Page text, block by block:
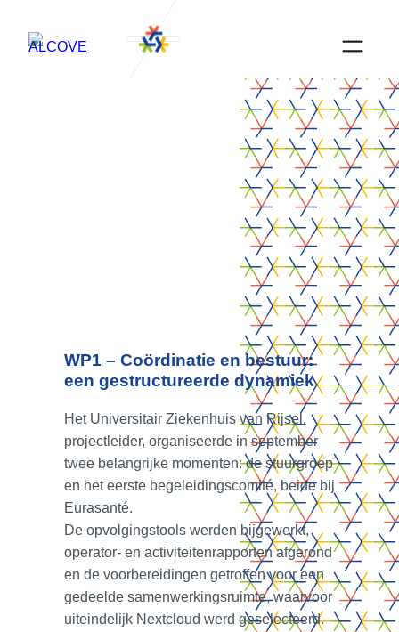
Newsletter
WP1 – Coördinatie en bestuur:
een gestructureerde dynamiek
Het Universitair Ziekenhuis van Rijsel,
projectleider, organiseerde in september
twee belangrijke momenten: de stuurgroep
en het eerste begeleidingscomité, beide bij
Eurasanté.
De opvolgingstools werden bijgewerkt,
operator- en activiteitenrapporten afgerond
en de voorbereidingen getroffen voor een
gedeelde samenwerkingsruimte, waarvoor
uiteindelijk Nextcloud werd geselecteerd.